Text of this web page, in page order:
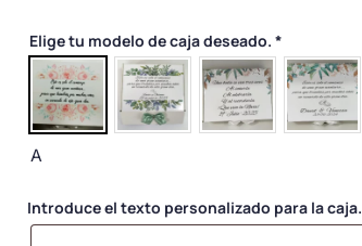
Elige tu modelo de caja deseado. *
A
Introduce el texto personalizado para la caja.